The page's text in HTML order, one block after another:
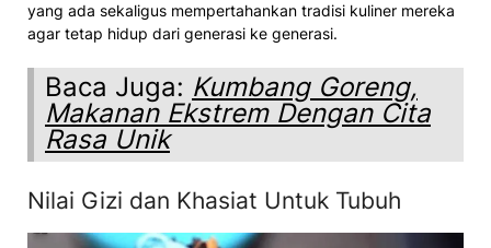
yang ada sekaligus mempertahankan tradisi kuliner mereka
agar tetap hidup dari generasi ke generasi.
Baca Juga: Kumbang Goreng,
Makanan Ekstrem Dengan Cita
Rasa Unik
Nilai Gizi dan Khasiat Untuk Tubuh